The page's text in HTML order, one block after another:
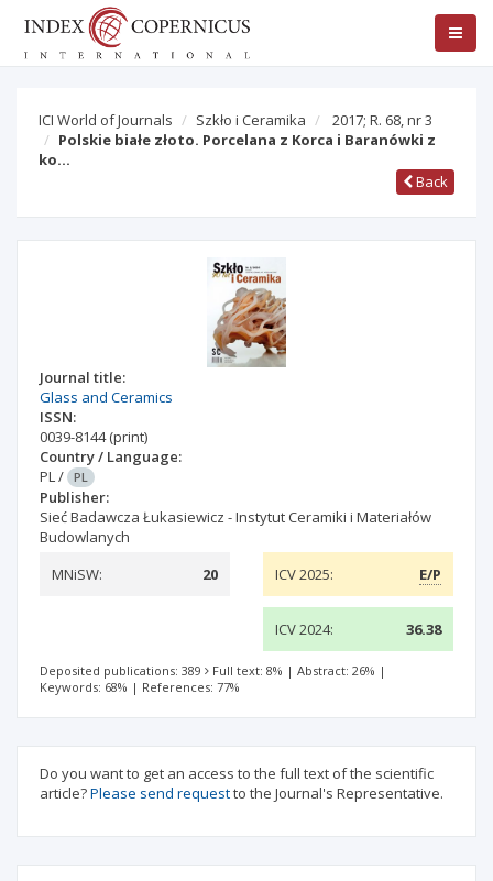
ICI World of Journals Szkło i Ceramika
2017; R. 68, nr 3
Polskie białe złoto. Porcelana z Korca i Baranówki z
ko…
Back
Journal title:
Glass and Ceramics
ISSN:
0039-8144(print)
Country / Language:
PL/ PL
Publisher:
Sieć Badawcza Łukasiewicz - Instytut Ceramiki i Materiałów
Budowlanych
MNiSW:
20 ICV 2025: E/P
ICV 2024: 36.38
Deposited publications: 389 Full text: 8% | Abstract: 26% |
Keywords: 68% | References: 77%
Do you want to get an access to the full text of the scientific
article?Please send requestto the Journal's Representative.